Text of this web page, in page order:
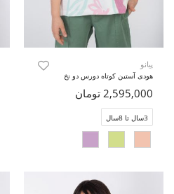
پیانو
هودی آستین کوتاه دورس دو نخ
2,595,000 تومان
3سال تا 8سال